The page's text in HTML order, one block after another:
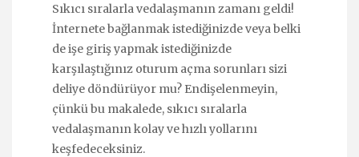
Sıkıcı sıralarla vedalaşmanın zamanı geldi!
İnternete bağlanmak istediğinizde veya belki
de işe giriş yapmak istediğinizde
karşılaştığınız oturum açma sorunları sizi
deliye döndürüyor mu? Endişelenmeyin,
çünkü bu makalede, sıkıcı sıralarla
vedalaşmanın kolay ve hızlı yollarını
keşfedeceksiniz.